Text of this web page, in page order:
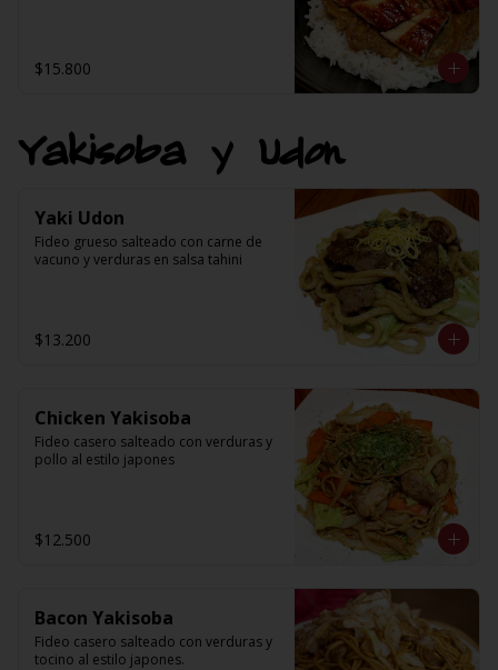
$15.800
Yakisoba y Udon
Yaki Udon
Fideo grueso salteado con carne de
vacuno y verduras en salsa tahini
$13.200
Chicken Yakisoba
Fideo casero salteado con verduras y
pollo al estilo japones
$12.500
Bacon Yakisoba
Fideo casero salteado con verduras y
tocino al estilo japones.